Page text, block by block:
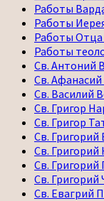
Работы
Работы
Работы Отца
Работы
Св. Антоний
Св.
Св. Василий
Св. Григор
Св. Григор
Св. Григорий
Св. Григорий
Св. Григорий
Св.
Св. Евагрий